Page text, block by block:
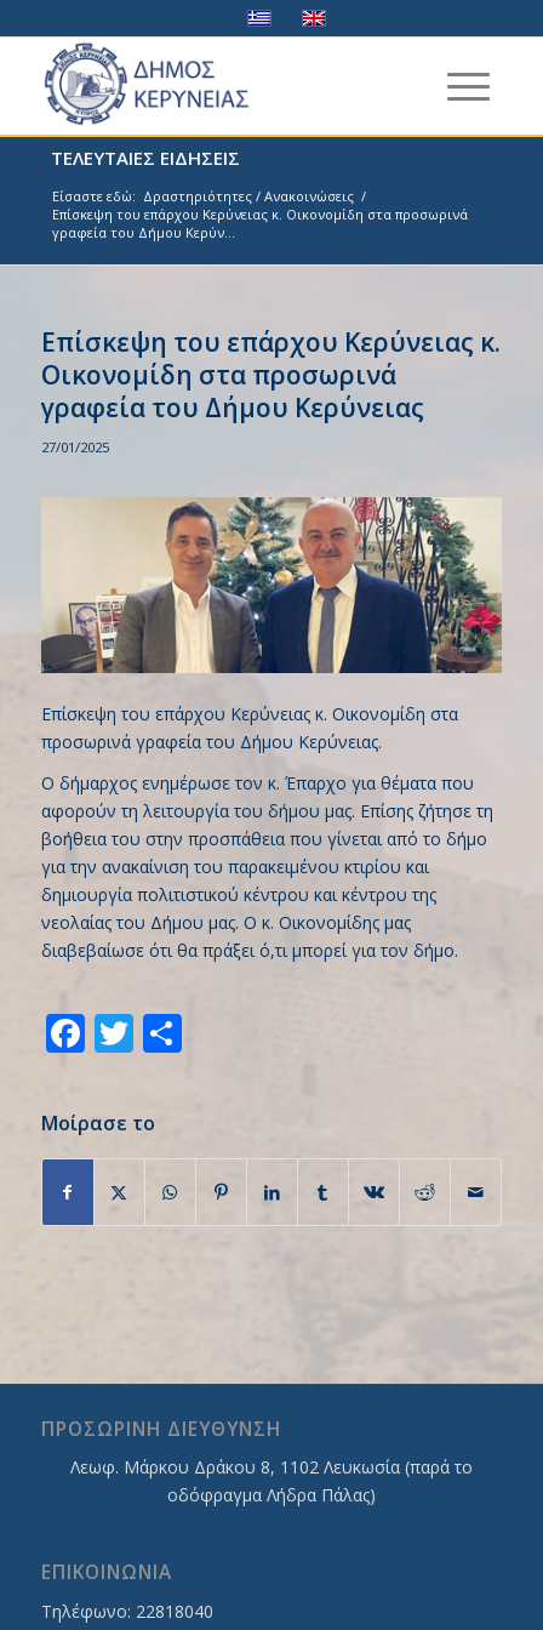
ΤΕΛΕΥΤΑΙΕΣ ΕΙΔΗΣΕΙΣ
Είσαστε εδώ: Δραστηριότητες / Ανακοινώσεις /
Επίσκεψη του επάρχου Κερύνειας κ. Οικονομίδη στα προσωρινά
γραφεία του Δήμου Κερύν...
Επίσκεψη του επάρχου Κερύνειας κ.
Οικονομίδη στα προσωρινά
γραφεία του Δήμου Κερύνειας
27/01/2025
Επίσκεψη του επάρχου Κερύνειας κ. Οικονομίδη στα
προσωρινά γραφεία του Δήμου Κερύνειας.
Ο δήμαρχος ενημέρωσε τον κ. Έπαρχο για θέματα που
αφορούν τη λειτουργία του δήμου μας. Επίσης ζήτησε τη
βοήθεια του στην προσπάθεια που γίνεται από το δήμο
για την ανακαίνιση του παρακειμένου κτιρίου και
δημιουργία πολιτιστικού κέντρου και κέντρου της
νεολαίας του Δήμου μας. Ο κ. Οικονομίδης μας
διαβεβαίωσε ότι θα πράξει ό,τι μπορεί για τον δήμο.
Facebook
Twitter
Share
Μοίρασε το
ΠΡΟΣΩΡΙΝΗ ΔΙΕΥΘΥΝΣΗ
Λεωφ. Mάρκου Δράκου 8, 1102 Λευκωσία (παρά το
οδόφραγμα Λήδρα Πάλας)
ΕΠΙΚΟΙΝΩΝΙΑ
Τηλέφωνο: 22818040